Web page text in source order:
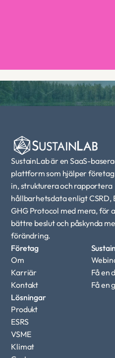
SustainLab är en SaaS-
plattform som hjälper
in, strukturera och rapportera
hållbarhetsdata enligt CSRD,
GHG Protocol med mera, för
bättre beslut och påskynda
förändring.
Företag
Om
Karriär
Kontakt
Lösningar
Produkt
ESRS
VSME
Klimat
Få en
Få en